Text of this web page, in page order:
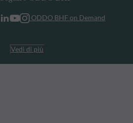
ODDO BHF on Demand
Vedi di più